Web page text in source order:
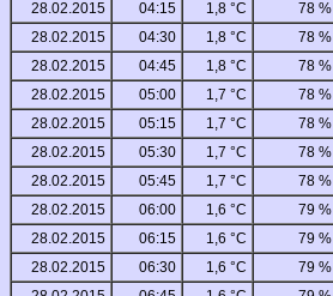
28.02.2015
04:15 1,8 °C 78 %
28.02.2015
04:30 1,8 °C 78 %
28.02.2015
04:45 1,8 °C 78 %
28.02.2015
05:00 1,7 °C 78 %
28.02.2015
05:15 1,7 °C 78 %
28.02.2015
05:30 1,7 °C 78 %
28.02.2015
05:45 1,7 °C 78 %
28.02.2015
06:00 1,6 °C 79 %
28.02.2015
06:15 1,6 °C 79 %
28.02.2015
06:30 1,6 °C 79 %